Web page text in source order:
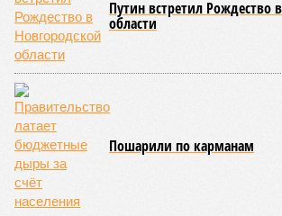
Если в «Сказочном лесу» техзаказчик
отчитывался о поэтапной готовности –
конкретными инженерными работами
монолитных конструкций, устранение
то по «Станции Л» подобной публичной
дольщики не видят. Ни Capital Group, ни
строительства не подтверждают ни
строительства, ни объёма фактически
Напрашивается закономерный вопрос: если
декларируемая «Capital Group модель